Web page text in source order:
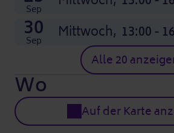
Sep
30
Sep Mittwoch, 13:00 -
Alle 20
Wo
Auf der Karte